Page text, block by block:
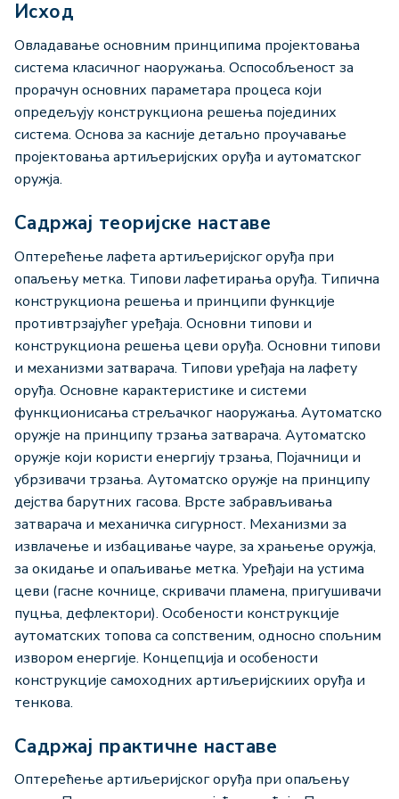
Исход
Овладавање основним принципима пројектовања
система класичног наоружања. Оспособљеност за
прорачун основних параметара процеса који
опредељују конструкциона решења појединих
система. Основа за касније детаљно проучавање
пројектовања артиљеријских оруђа и аутоматског
оружја.
Садржај теоријске наставе
Оптерећење лафета артиљеријског оруђа при
опаљењу метка. Типови лафетирања оруђа. Типична
конструкциона решења и принципи функције
противтрзајућег уређаја. Основни типови и
конструкциона решења цеви оруђа. Основни типови
и механизми затварача. Типови уређаја на лафету
оруђа. Основне карактеристике и системи
функционисања стрељачког наоружања. Аутоматско
оружје на принципу трзања затварача. Аутоматско
оружје који користи енергију трзања, Појачници и
убрзивачи трзања. Аутоматско оружје на принципу
дејства барутних гасова. Врсте забрављивања
затварача и механичка сигурност. Механизми за
извлачење и избацивање чауре, за храњење оружја,
за окидање и опаљивање метка. Уређаји на устима
цеви (гасне кочнице, скривачи пламена, пригушивачи
пуцња, дефлектори). Особености конструкције
аутоматских топова са сопственим, односно спољним
извором енергије. Концепција и особености
конструкције самоходних артиљеријскиих оруђа и
тенкова.
Садржај практичне наставе
Оптерећење артиљеријског оруђа при опаљењу